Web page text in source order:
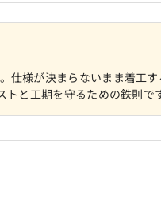
仕様が決まらないまま着工
トと工期を守るための鉄則です